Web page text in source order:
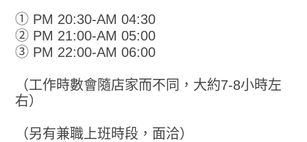
① PM 20:30-AM 04:30
② PM 21:00-AM 05:00
③ PM 22:00-AM 06:00
（工作時數會隨店家而不同，大約7-8小時左
右）
（另有兼職上班時段，面洽）